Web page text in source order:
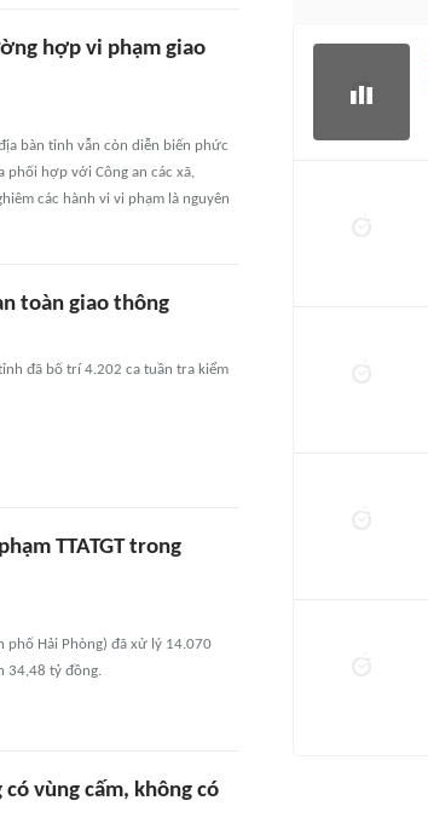
hợp vi phạm giao
bàn tỉnh vẫn còn diễn biến phức
phối hợp với Công an các xã,
các hành vi vi phạm là nguyên
toàn giao thông
đã bố trí 4.202 ca tuần tra kiểm
TTATGT trong
phố Hải Phòng) đã xử lý 14.070
34,48 tỷ đồng.
vùng cấm, không có